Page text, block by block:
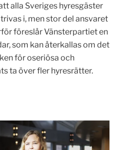
alla Sveriges hyresgäster
i, men stor del ansvaret
föreslår Vänsterpartiet en
som kan återkallas om det
för oseriösa och
ta över fler hyresrätter.